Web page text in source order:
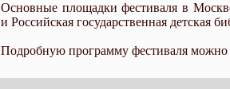
Основные площадки фестиваля в
и Российская государственная детская
Подробную программу фестиваля можно